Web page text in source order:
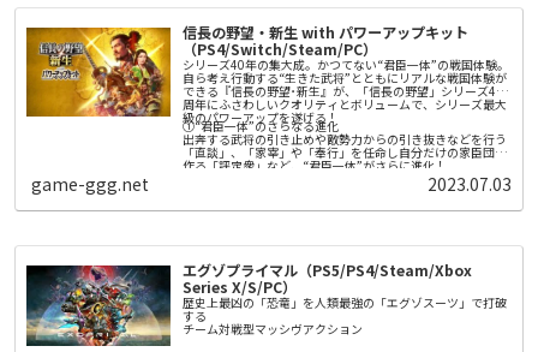
■ゲームの特徴
〇機械の少女たちが紡ぐ「愛」の物語
「家族」として共に生き抜くことを誓い合う少女たち。
そんな少女たちの心の機微を丁寧に描いた本作は、儚くも力
強さを感じさせる物語となっています。
〇戦いの舞台「エデン」と憩いの拠点「箱庭」
本作は戦いの舞台「エデン」と憩いの拠点「箱庭」のふたつ
の世界を行き来しながら物語を進めます。
「エデン」では敵との爽快感＆カタルシスのある攻防を楽し
めるほか、未知なる施設——未知なる敵——未知なるアイテ
ムなど、未知を探索し発見するロマンを味わえます。
「箱庭」ではキャラクターの強化ができるほか、お茶会と呼
ばれるキャラクターたちの日常会話や、収集した読み物や楽
〇爽快感＆カタルシスのある攻防
エデンでは3人のプレイアブルキャラクターをステージごと
に切り替えて戦うことができます。
戦闘時には近接攻撃と遠距離攻撃を切り替えながら爽快感の
あるコンボが繋がるほか、ジャスト回避やカウンターを用い
敵を倒すことで眷属機という、キャラクターの背面に浮遊す
従える事が可能で、その兵装にあった自動攻撃を行います。
更には「思装」と呼ばれる制御アイテムを付与する事で、プ
レイヤーの戦略に合わせてその攻撃をカスタムする事もでき
ます。
信長の野望・新生 with パワーアップキット
（PS4/Switch/Steam/PC）
シリーズ40年の集大成。かつてない“君臣一体”の戦国体験。
自ら考え行動する“生きた武将”とともにリアルな戦国体験が
できる『信長の野望･新生』が、「信長の野望」シリーズ40
周年にふさわしいクオリティとボリュームで、シリーズ最大
級のパワーアップを遂げる！
①“君臣一体”のさらなる進化
出奔する武将の引き止めや敵勢力からの引き抜きなどを行う
「直談」、「家宰」や「奉行」を任命し自分だけの家臣団を
作る「評定衆」など、“君臣一体”がさらに進化！
にとどまらない、ダイナミックかつリアリティのある攻城戦
③勢力ごとに異なる多彩な戦略性
勢力を特徴づける「政策」を大幅に拡充。さらに城ごとに役
割を決め拠点間のネットワークを築き、活かす「城役割」
や、新たなプレイ感を生み出す「軍団戦略」など、自分だけ
の戦略を実現する新要素を追加！
④定番の各種エディタ機能をはじめ、追加要素も充実！
シナリオやイベント、特性など、従来要素も大幅ボリューム
アップ。さらに武将やBGM、シナリオの編集機能や、新勢力
game-ggg.net 2023.07.03
エグゾプライマル（PS5/PS4/Steam/Xbox
Series X/S/PC）
歴史上最凶の「恐竜」を人類最強の「エグゾスーツ」で打破
する
チーム対戦型マッシヴアクション​​